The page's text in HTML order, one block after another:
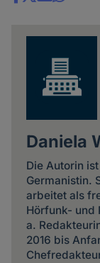
Share
Daniela
Die Autorin
Germanistin.
arbeitet als
Hörfunk- und
a.
2016 bis